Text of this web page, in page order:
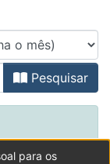
Pesquisar
para os